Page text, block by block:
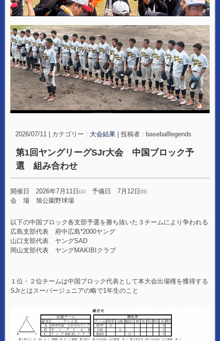
2026/07/11 カテゴリー : 大会結果 投稿者 : baseballlegends
第1回ヤングリーグSJr大会 中国ブロック予
選 組み合わせ
開催日 2026年7月11日㈯ 予備日 7月12日㈰
会 場 旭公園野球場
以下の中国ブロック各支部予選を勝ち抜いた３チームにより争われる
広島支部代表 府中広島❜2000ヤング
山口支部代表 ヤングSAD
岡山支部代表 ヤングMAKIBIクラブ
１位・２位チームは中国ブロック代表として本大会出場権を獲得する
SJrとはスーパージュニアの略で1年生のこと